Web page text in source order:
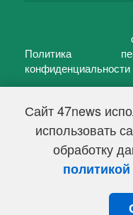
Сайт 47news
использовать
обработку
Политика
конфиденциальности
47 новостей (47 news)
Свидетельство о
Федеральной службой по
информационных